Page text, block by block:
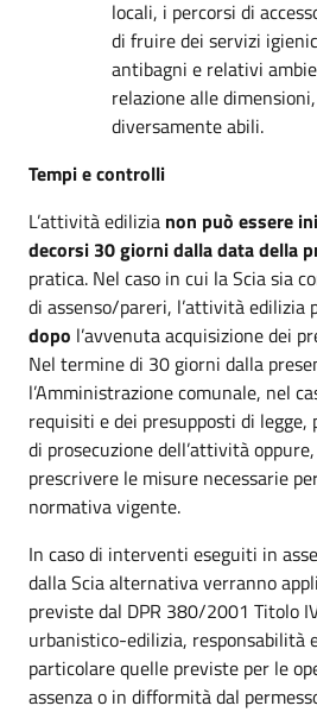
locali, i percorsi di
di fruire dei servizi
antibagni e relativi
relazione alle
diversamente abili.
Tempi e controlli
L’attività edilizia non può essere
decorsi 30 giorni dalla data della
pratica. Nel caso in cui la Scia sia
di assenso/pareri, l’attività edilizia
dopo l’avvenuta acquisizione dei
Nel termine di 30 giorni dalla
l’Amministrazione comunale, nel
requisiti e dei presupposti di
di prosecuzione dell’attività
prescrivere le misure necessarie
normativa vigente.
In caso di interventi eseguiti in
dalla Scia alternativa verranno
previste dal DPR 380/2001 Titolo
urbanistico-edilizia, responsabilità
particolare quelle previste per le
assenza o in difformità dal